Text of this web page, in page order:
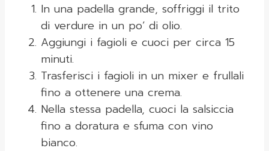
In una padella grande, soffriggi il trito
di verdure in un po’ di olio.
Aggiungi i fagioli e cuoci per circa 15
minuti.
Trasferisci i fagioli in un mixer e frullali
fino a ottenere una crema.
Nella stessa padella, cuoci la salsiccia
fino a doratura e sfuma con vino
bianco.